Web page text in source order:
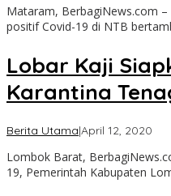
Mataram, BerbagiNews.com
positif Covid-19 di NTB
Lobar Kaji
Karantina
Berita Utama|April 12, 2020
Lombok Barat,
19, Pemerintah Kabupaten